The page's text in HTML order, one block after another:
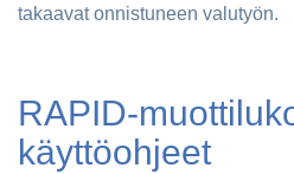
takaavat onnistuneen valutyön.
RAPID-
käyttöohjeet